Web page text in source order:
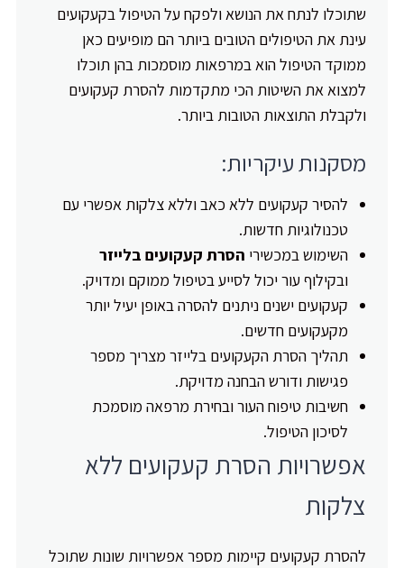
שתוכלו לנתח את הנושא ולפקח על הטיפול בקעקועים
עינת את הטיפולים הטובים ביותר הם מופיעים כאן
ממוקד הטיפול הוא במרפאות מוסמכות בהן תוכלו
למצוא את השיטות הכי מתקדמות להסרת קעקועים
ולקבלת התוצאות הטובות ביותר.
מסקנות עיקריות:
להסיר קעקועים ללא כאב וללא צלקות אפשרי עם
טכנולוגיות חדשות.
השימוש במכשירי הסרת קעקועים בלייזר
ובקילוף עור יכול לסייע בטיפול ממוקם ומדויק.
קעקועים ישנים ניתנים להסרה באופן יעיל יותר
מקעקועים חדשים.
תהליך הסרת הקעקועים בלייזר מצריך מספר
פגישות ודורש הבחנה מדויקת.
חשיבות טיפוח העור ובחירת מרפאה מוסמכת
לסיכון הטיפול.
אפשרויות הסרת קעקועים ללא
צלקות
להסרת קעקועים קיימות מספר אפשרויות שונות שתוכל